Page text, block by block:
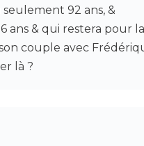
92 ans, &
ans & qui restera pour la
couple avec
là ?